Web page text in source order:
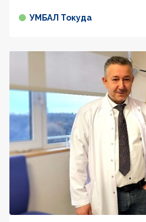
УМБАЛ Токуда